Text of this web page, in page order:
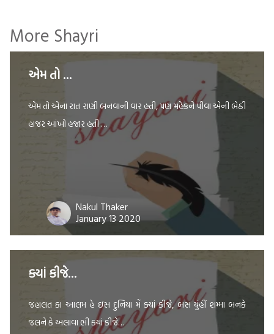
More Shayri
એમ તો …
એમ તો એના રાત રાણી બનવાની વાર હતી, પણ મહેકને પીવા એની બેઠી
હાજર આંખો હજાર હતી …
Nakul Thaker
January 13 2020
ક્યાં કીજે…
જહાલત કા આલમ હે ઇસ દુનિયા મેં ક્યાં કીજે, બસ યુંહીં શમ્મા બનકે
જલને કે અલાવા ભી ક્યાં કીજે…